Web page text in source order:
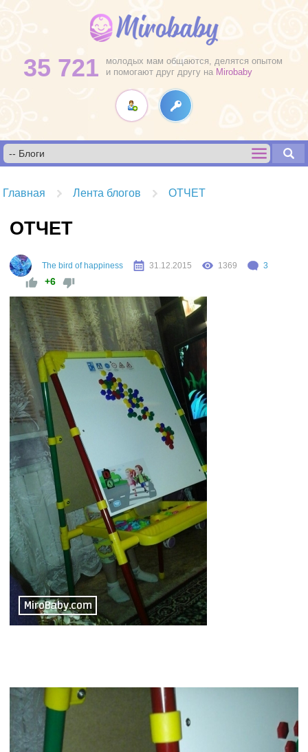
35 721
молодых мам общаются, делятся опытом
и помогают друг другу на Mirobaby
Главная Лента блогов ОТЧЕТ
ОТЧЕТ
The bird of happiness 31.12.2015 1369 3
+6